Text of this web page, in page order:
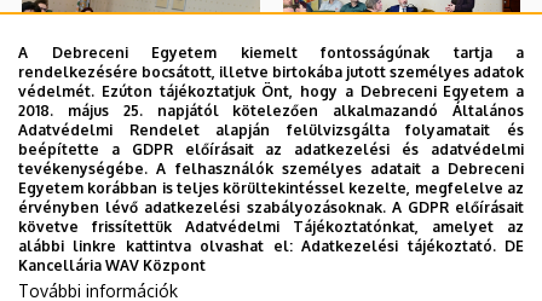
A Debreceni Egyetem kiemelt fontosságúnak tartja a
rendelkezésére bocsátott, illetve birtokába jutott személyes adatok
védelmét. Ezúton tájékoztatjuk Önt, hogy a Debreceni Egyetem a
2018. május 25. napjától kötelezően alkalmazandó Általános
Adatvédelmi Rendelet alapján felülvizsgálta folyamatait és
beépítette a GDPR előírásait az adatkezelési és adatvédelmi
tevékenységébe. A felhasználók személyes adatait a Debreceni
Egyetem korábban is teljes körültekintéssel kezelte, megfelelve az
érvényben lévő adatkezelési szabályozásoknak. A GDPR előírásait
követve frissítettük Adatvédelmi Tájékoztatónkat, amelyet az
alábbi linkre kattintva olvashat el:Adatkezelési tájékoztató. DE
Kancellária WAV Központ
További információk